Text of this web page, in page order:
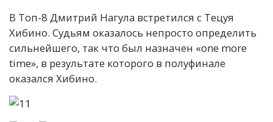
В Топ-8 Дмитрий Нагула встретился с Тецуя
Хибино. Судьям оказалось непросто определить
сильнейшего, так что был назначен «one more
time», в результате которого в полуфинале
оказался Хибино.